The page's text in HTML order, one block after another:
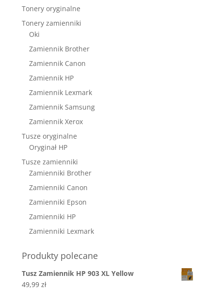
Tonery oryginalne
Tonery zamienniki
Oki
Zamiennik Brother
Zamiennik Canon
Zamiennik HP
Zamiennik Lexmark
Zamiennik Samsung
Zamiennik Xerox
Tusze oryginalne
Oryginał HP
Tusze zamienniki
Zamienniki Brother
Zamienniki Canon
Zamienniki Epson
Zamienniki HP
Zamienniki Lexmark
Produkty polecane
Tusz Zamiennik HP 903 XL Yellow
49,99 zł